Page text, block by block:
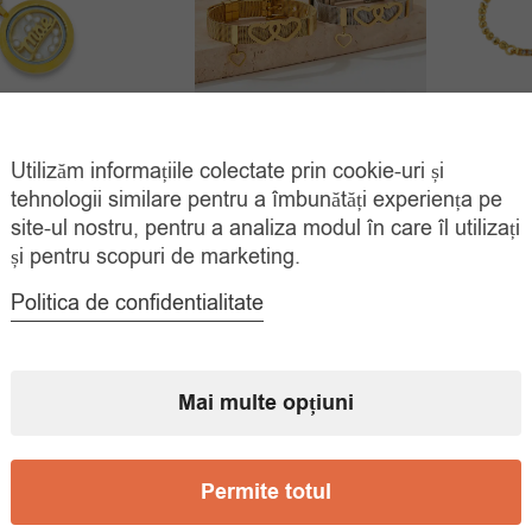
Aur Cercei Si
Perlute
75.00lei
ADAUGĂ ÎN
Bratari Indragostiti
Stainless Steel Hearts
69.00lei
Utilizăm informațiile colectate prin cookie-uri și
tehnologii similare pentru a îmbunătăți experiența pe
site-ul nostru, pentru a analiza modul în care îl utilizați
și pentru scopuri de marketing.
Politica de confidentialitate
Mai multe opțiuni
Permite totul